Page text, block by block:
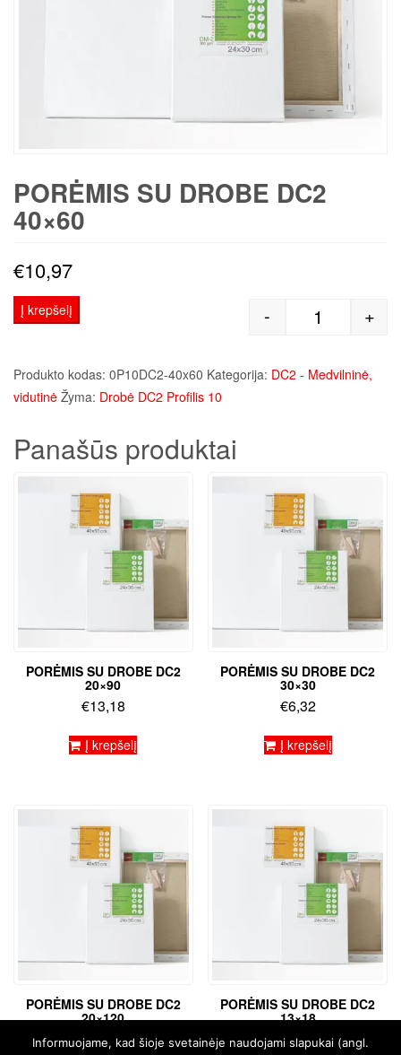
PORĖMIS SU DROBE DC2
40×60
€10,97
produkto
- +
Į krepšelį
Produkto kodas: 0P10DC2-40x60 Kategorija: DC2 - Medvilninė,
vidutinė Žyma: Drobė DC2 Profilis 10
Panašūs produktai
PORĖMIS SU DROBE DC2
20×90
€13,18
Į krepšelį
PORĖMIS SU DROBE DC2
30×30
€6,32
Į krepšelį
PORĖMIS SU DROBE DC2
20×120
€17,15
PORĖMIS SU DROBE DC2
13×18
€ 4,02
Informuojame, kad šioje svetainėje naudojami slapukai (angl.